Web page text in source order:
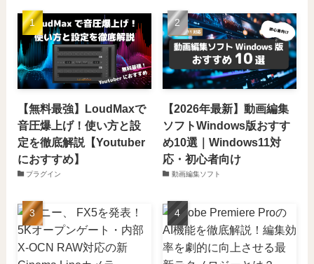
【無料最強】LoudMaxで
音圧爆上げ！使い方と設
定を徹底解説【Youtuber
におすすめ】
プラグイン
【2026年最新】動画編集
ソフトWindows版おすす
め10選｜Windows11対
応・初心者向け
動画編集ソフト